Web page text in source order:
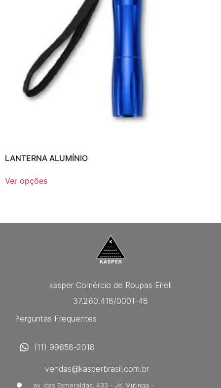
LANTERNA ALUMÍNIO
Ver opções
kasper Comércio de Roupas Eireli
37.260.418/0001-48
Perguntas Frequentes
(11) 99658-2018
vendas@kasperbrasil.com.br
av. das Esmeraldas, 433 - Jd. Mutinga -